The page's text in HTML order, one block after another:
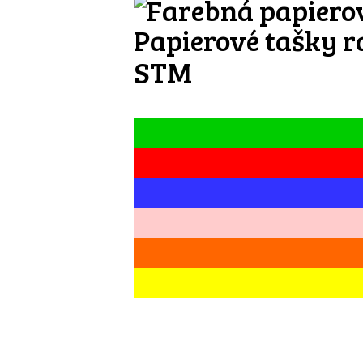
Papierové tašky
STM